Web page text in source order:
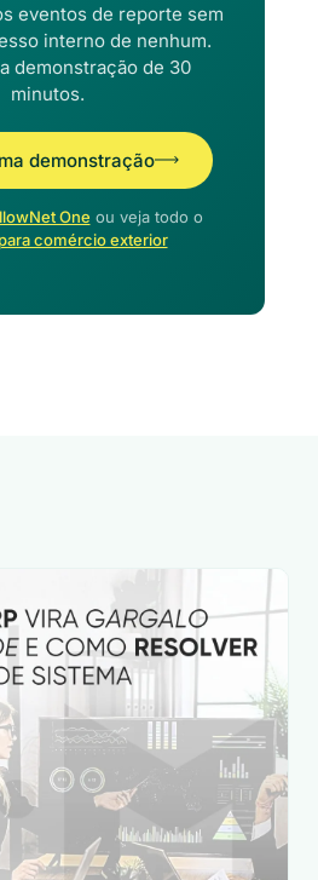
eventos de reporte sem
interno de nenhum.
demonstração de 30
minutos.
demonstração
One ou veja todo o
comércio exterior